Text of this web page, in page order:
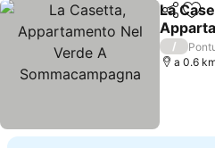
Partilhar
La
A /
a 0.6